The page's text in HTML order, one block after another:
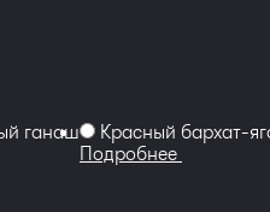
ганаш
Красный бархат-
Подробнее